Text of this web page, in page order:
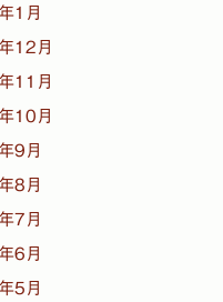
1月
12月
11月
10月
9月
8月
7月
6月
5月